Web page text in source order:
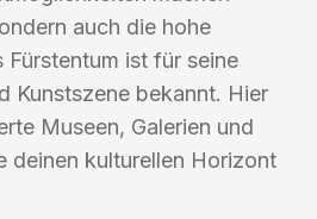
auch die hohe
Fürstentum ist für seine
Kunstszene bekannt. Hier
Museen, Galerien und
deinen kulturellen Horizont